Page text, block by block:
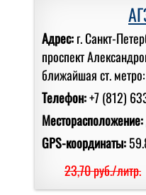
Адрес:г. Санкт-
проспект
ближайшая ст.
Телефон:+7 (812)
Месторасположение:
GPS-координаты:
23,70 руб./литр.